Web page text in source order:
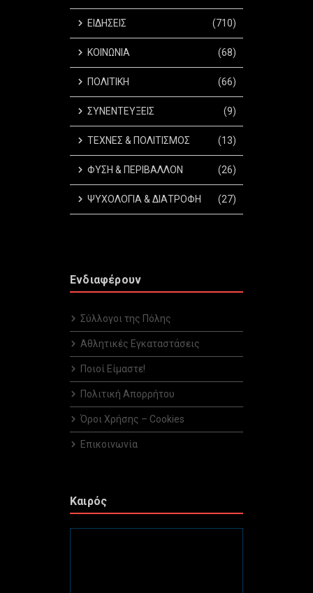
ΕΙΔΗΣΕΙΣ (710)
ΚΟΙΝΩΝΙΑ (68)
ΠΟΛΙΤΙΚΗ (66)
ΣΥΝΕΝΤΕΥΞΕΙΣ (9)
ΤΕΧΝΕΣ & ΠΟΛΙΤΙΣΜΟΣ (13)
ΦΥΣΗ & ΠΕΡΙΒΑΛΛΟΝ (26)
ΨΥΧΟΛΟΓΙΑ & ΔΙΑΤΡΟΦΗ (27)
Ενδιαφέρουν
Σύλλογοι της Πόλης
Αθλητικές Εγκαταστάσεις
Ποιοί Είμαστε!
Πολιτική Απορρήτου
Όροι Χρήσης – Cookies
Επικοινωνία
Καιρός